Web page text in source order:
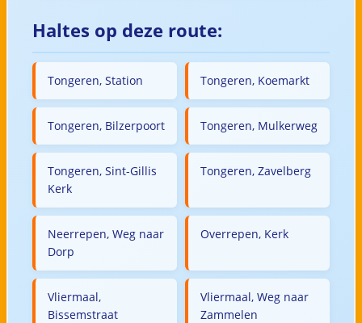
Haltes op deze route:
Tongeren, Station Tongeren, Koemarkt
Tongeren, Bilzerpoort Tongeren, Mulkerweg
Tongeren, Sint-Gillis
Kerk
Tongeren, Zavelberg
Neerrepen, Weg naar
Dorp
Overrepen, Kerk
Vliermaal,
Bissemstraat
Vliermaal, Weg naar
Zammelen